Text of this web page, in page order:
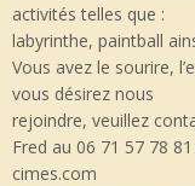
activités telles que :
labyrinthe, paintball
Vous avez le sourire,
vous désirez nous
rejoindre, veuillez
Fred au 06 71 57 78
cimes.com